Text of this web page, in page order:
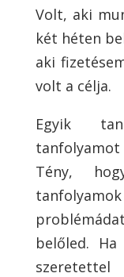
Volt, aki
két héten
aki
volt a célja.
Egyik
Tény,
belőled.